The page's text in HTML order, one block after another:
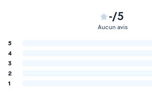
-/5
Aucun avis
5
4
3
2
1